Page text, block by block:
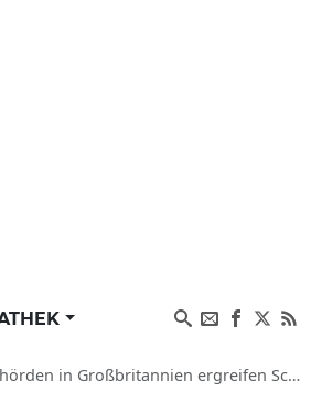
ergreifen Schutzmaßnahmen